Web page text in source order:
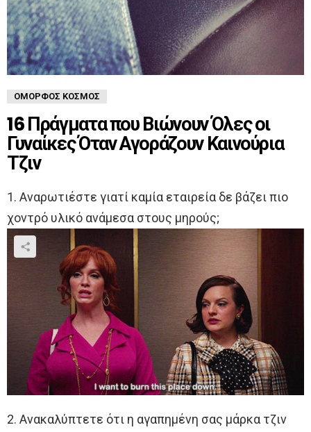
ΌΜΟΡΦΟΣ ΚΌΣΜΟΣ
16 Πράγματα που Βιώνουν Όλες οι
Γυναίκες Όταν Αγοράζουν Καινούρια
Τζιν
1. Αναρωτιέστε γιατί καμία εταιρεία δε βάζει πιο
χοντρό υλικό ανάμεσα στους μηρούς;
2. Ανακαλύπτετε ότι η αγαπημένη σας μάρκα τζιν